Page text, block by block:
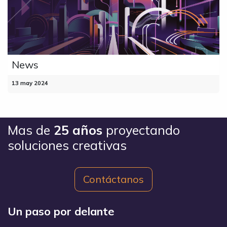
News
13 may 2024
Mas de 25 años proyectando
soluciones creativas
Contáctanos
Un paso por delante